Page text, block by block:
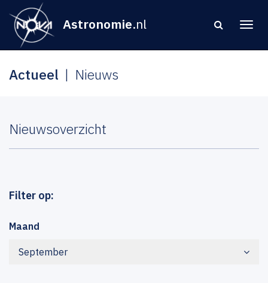
Astronomie.nl
Actueel Nieuws
Nieuwsoverzicht
Filter op:
Maand
September